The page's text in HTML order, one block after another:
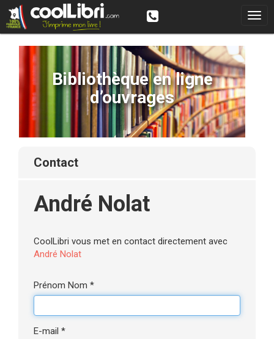
Bibliothèque en ligne
d’ouvrages
contact
André Nolat
CoolLibri vous met en contact directement avec
André Nolat
Prénom Nom *
E-mail *